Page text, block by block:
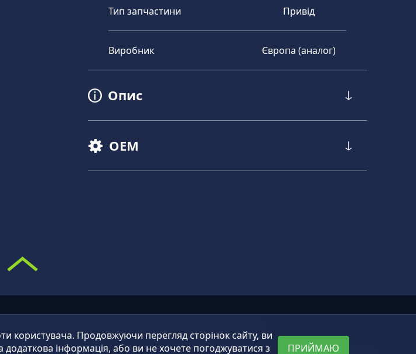
Тип запчастини Привід
Виробник Європа (аналог)
Опис
OEM
користувача. Продовжуючи перегляд сторінок сайту, ви
інформація, або ви не хочете погоджуватися з
ПРИЙМАЮ